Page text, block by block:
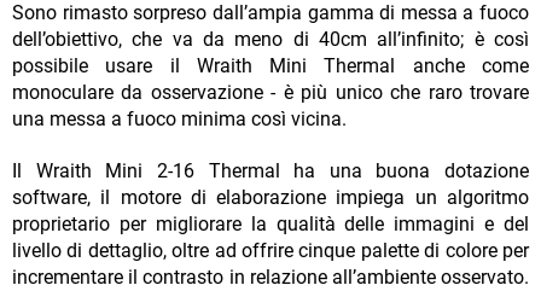
Sono rimasto sorpreso dall’ampia gamma di messa a fuoco
dell’obiettivo, che va da meno di 40cm all’infinito; è così
possibile usare il Wraith Mini Thermal anche come
monoculare da osservazione - è più unico che raro trovare
una messa a fuoco minima così vicina.
Il Wraith Mini 2-16 Thermal ha una buona dotazione
software, il motore di elaborazione impiega un algoritmo
proprietario per migliorare la qualità delle immagini e del
livello di dettaglio, oltre ad offrire cinque palette di colore per
incrementare il contrasto in relazione all’ambiente osservato.